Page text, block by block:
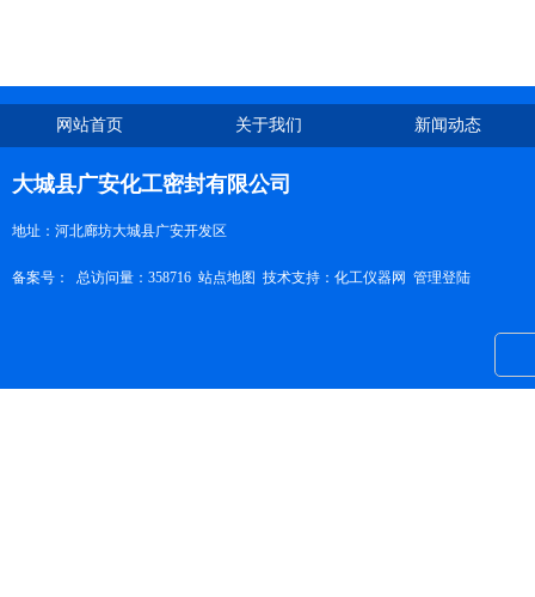
网站首页 关于我们 新闻动态
大城县广安化工密封有限公司
地址：河北廊坊大城县广安开发区
备案号： 总访问量：358716 站点地图 技术支持： 化工仪器网 管理登陆